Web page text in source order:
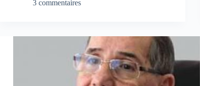
3 commentaires